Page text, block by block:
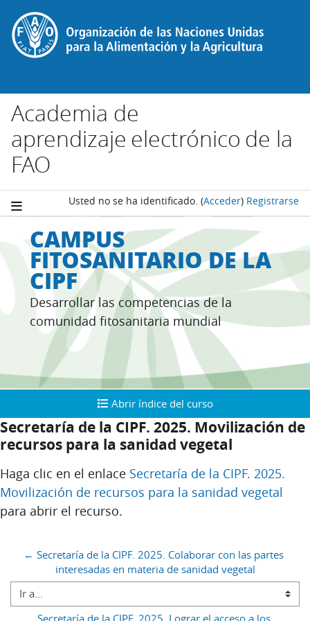
Salta al contenido principal
Academia de
aprendizaje electrónico de la
FAO
Usted no se ha identificado. (Acceder) Registrarse
CAMPUS
FITOSANITARIO DE LA
CIPF
Desarrollar las competencias de la
comunidad fitosanitaria mundial
Abrir índice del curso
Abrir índice del curso
Secretaría de la CIPF. 2025. Movilización de
recursos para la sanidad vegetal
Requisitos de finalización
Haga clic en el enlace Secretaría de la CIPF. 2025.
Movilización de recursos para la sanidad vegetal
para abrir el recurso.
← Secretaría de la CIPF. 2025. Colaborar con las partes
interesadas en materia de sanidad vegetal
Ir a...
Secretaría de la CIPF. 2025. Lograr el acceso a los